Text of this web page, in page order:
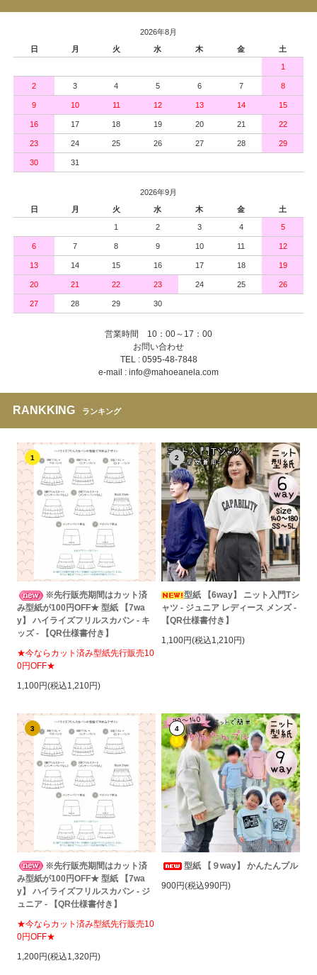
2026年8月
日
月 火 水 木 金 土
1
2 3 4 5 6 7 8
9 10 11 12 13 14 15
16 17 18 19 20 21 22
23 24 25 26 27 28 29
30 31
2026年9月
日
月 火 水 木 金 土
1 2 3 4 5
6 7 8 9 10 11 12
13 14 15 16 17 18 19
20 21 22 23 24 25 26
27 28 29 30
営業時間 10：00～17：00
お問い合わせ
TEL : 0595-48-7848
e-mail : info@mahoeanela.com
RANKKING ランキング
1
※先行販売期間はカット済
み型紙が100円OFF★ 型紙 【7wa
y】 ハイライズフリルスカパン - キ
ッズ - 【QR仕様書付き】
★今ならカット済み型紙先行販売10
0円OFF★
1,100円(税込1,210円)
2
型紙 【6way】 ニット入門Tシ
ャツ - ジュニア レディース メンズ -
【QR仕様書付き】
1,100円(税込1,210円)
3
※先行販売期間はカット済
み型紙が100円OFF★ 型紙 【7wa
y】 ハイライズフリルスカパン - ジ
ュニア - 【QR仕様書付き】
★今ならカット済み型紙先行販売10
0円OFF★
1,200円(税込1,320円)
4
型紙 【９way】 かんたんプル
900円(税込990円)